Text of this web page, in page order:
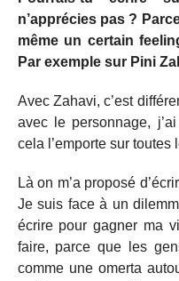
n’apprécies pas ?
même un certain
Par exemple sur Pini
Avec Zahavi, c’est
avec le personnage,
cela l’emporte sur
Là on m’a proposé
Je suis face à un
écrire pour gagner ma
faire, parce que les
comme une omerta